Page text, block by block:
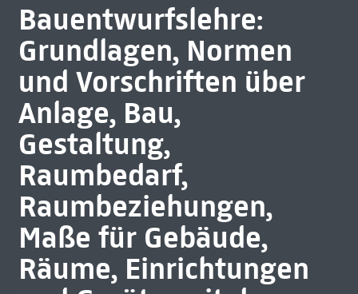
Bauentwurfslehre:
Grundlagen, Normen
und Vorschriften über
Anlage, Bau,
Gestaltung,
Raumbedarf,
Raumbeziehungen,
Maße für Gebäude,
Räume, Einrichtungen